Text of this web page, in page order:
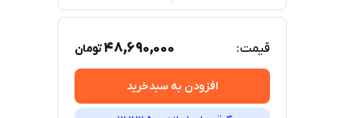
قیمت: 48,690,000تومان
افزودن به سبدخرید